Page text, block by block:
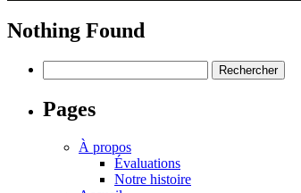
Nothing Found
Pages
À propos
Évaluations
Notre histoire